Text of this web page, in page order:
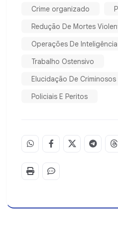
Crime organizado
Redução De Mortes
Operações De Inteligência
Trabalho Ostensivo
Elucidação De Criminosos
Policiais E Peritos